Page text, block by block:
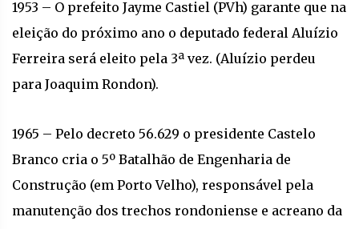
1953 – O prefeito Jayme Castiel (PVh) garante que na
eleição do próximo ano o deputado federal Aluízio
Ferreira será eleito pela 3ª vez. (Aluízio perdeu
para Joaquim Rondon).
1965 – Pelo decreto 56.629 o presidente Castelo
Branco cria o 5º Batalhão de Engenharia de
Construção (em Porto Velho), responsável pela
manutenção dos trechos rondoniense e acreano da